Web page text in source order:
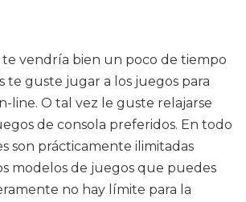
te vendría bien un poco de tiempo
te guste jugar a los juegos para
line. O tal vez le guste relajarse
de consola preferidos. En todo
son prácticamente ilimitadas
modelos de juegos que puedes
no hay límite para la